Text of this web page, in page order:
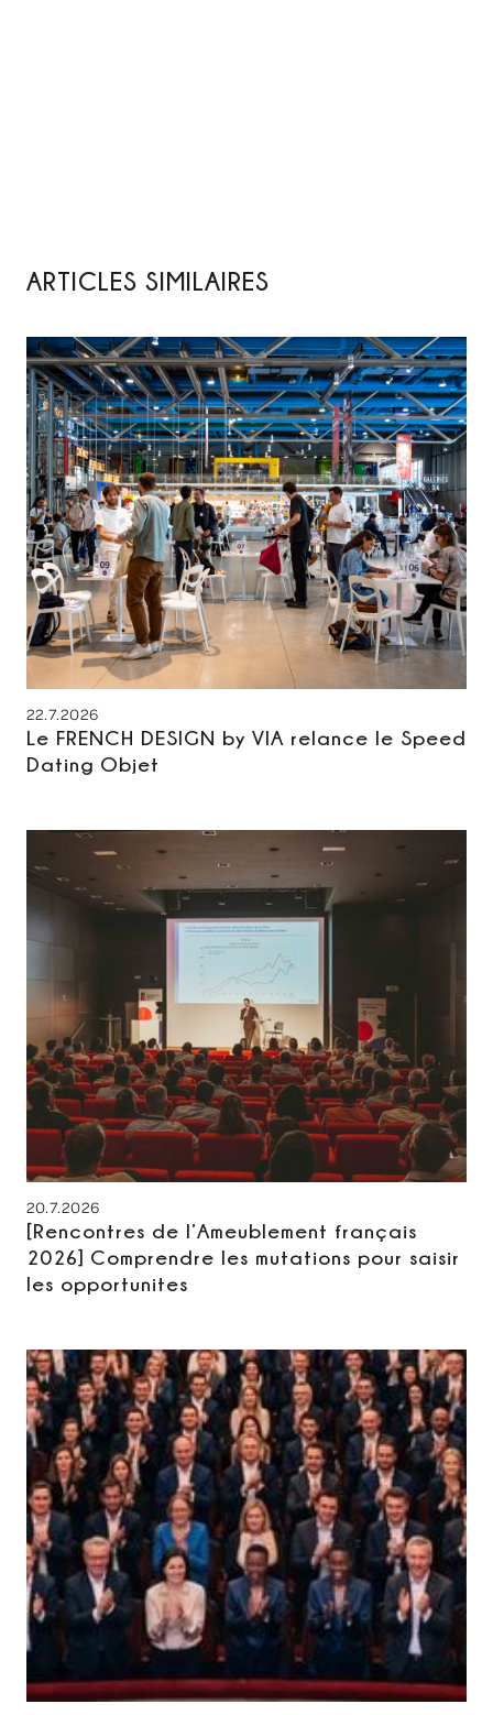
ARTICLES SIMILAIRES
22.7.2026
Le FRENCH DESIGN by VIA relance le Speed
Dating Objet
20.7.2026
[Rencontres de l’Ameublement français
2026] Comprendre les mutations pour saisir
les opportunites